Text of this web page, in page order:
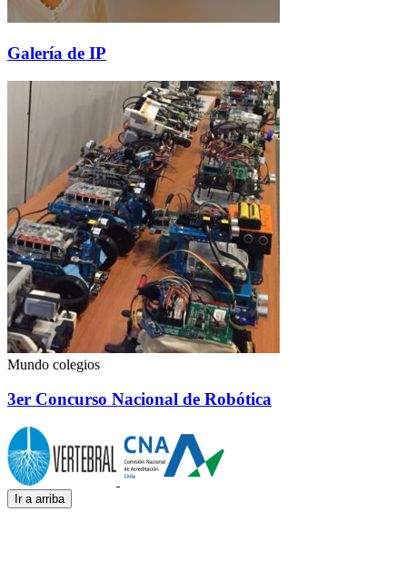
Galería de IP
Mundo colegios
3er Concurso Nacional de Robótica
Ir a arriba